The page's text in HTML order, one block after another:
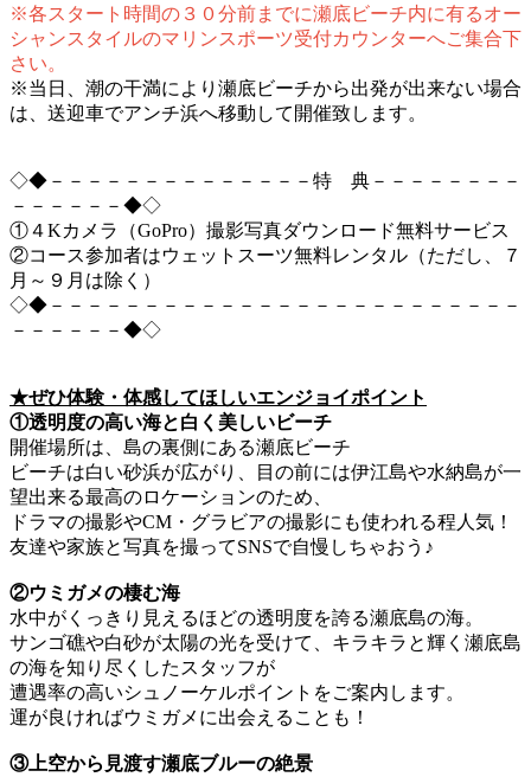
※各スタート時間の３０分前までに瀬底ビーチ内に有るオー
シャンスタイルのマリンスポーツ受付カウンターへご集合下
さい。
※当日、潮の干満により瀬底ビーチから出発が出来ない場合
は、送迎車でアンチ浜へ移動して開催致します。
◇◆－－－－－－－－－－－－－－特 典－－－－－－－－
－－－－－－◆◇
①４Kカメラ（GoPro）撮影写真ダウンロード無料サービス
②コース参加者はウェットスーツ無料レンタル（ただし、７
月～９月は除く）
◇◆－－－－－－－－－－－－－－－－－－－－－－－－－
－－－－－－◆◇
★ぜひ体験・体感してほしいエンジョイポイント
①透明度の高い海と白く美しいビーチ
開催場所は、島の裏側にある瀬底ビーチ
ビーチは白い砂浜が広がり、目の前には伊江島や水納島が一
望出来る最高のロケーションのため、
ドラマの撮影やCM・グラビアの撮影にも使われる程人気！
友達や家族と写真を撮ってSNSで自慢しちゃおう♪
②ウミガメの棲む海
水中がくっきり見えるほどの透明度を誇る瀬底島の海。
サンゴ礁や白砂が太陽の光を受けて、キラキラと輝く瀬底島
の海を知り尽くしたスタッフが
遭遇率の高いシュノーケルポイントをご案内します。
運が良ければウミガメに出会えることも！
③上空から見渡す瀬底ブルーの絶景